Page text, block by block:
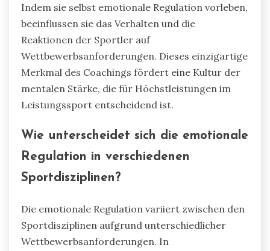
Indem sie selbst emotionale Regulation vorleben,
beeinflussen sie das Verhalten und die
Reaktionen der Sportler auf
Wettbewerbsanforderungen. Dieses einzigartige
Merkmal des Coachings fördert eine Kultur der
mentalen Stärke, die für Höchstleistungen im
Leistungssport entscheidend ist.
Wie unterscheidet sich die emotionale
Regulation in verschiedenen
Sportdisziplinen?
Die emotionale Regulation variiert zwischen den
Sportdisziplinen aufgrund unterschiedlicher
Wettbewerbsanforderungen. In